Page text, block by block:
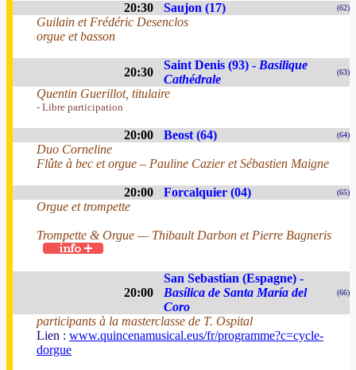
20:30 Saujon (17) (62)
Guilain et Frédéric Desenclos
orgue et basson
20:30
Saint Denis (93) - Basilique
Cathédrale
(63)
Quentin Guerillot, titulaire
- Libre participation
20:00 Beost (64) (64)
Duo Corneline
Flûte à bec et orgue – Pauline Cazier et Sébastien Maigne
20:00 Forcalquier (04) (65)
Orgue et trompette
Trompette & Orgue — Thibault Darbon et Pierre Bagneris
20:00
San Sebastian (Espagne) -
Basílica de Santa María del
Coro
(66)
participants à la masterclasse de T. Ospital
Lien : www.quincenamusical.eus/fr/programme?c=cycle-
dorgue